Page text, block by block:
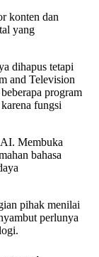
konten dan
yang
dihapus tetapi
and Television
program
fungsi
AI. Membuka
bahasa
pihak menilai
perlunya